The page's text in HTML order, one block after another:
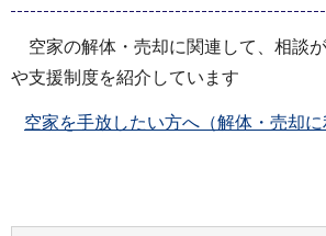
空家の解体・売却に関連して、相談
や支援制度を紹介しています
空家を手放したい方へ（解体・売却